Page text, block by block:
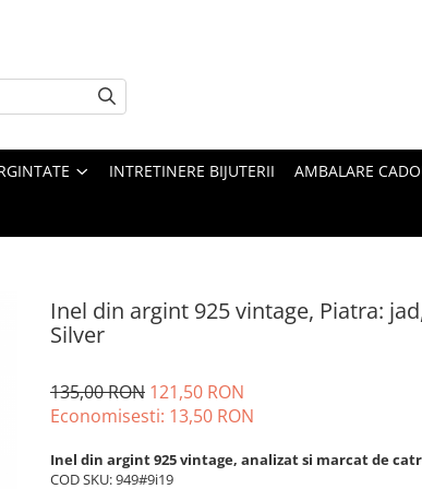
INTRETINERE BIJUTERII AMBALARE
Inel din argint 925 vintage, Piatra:
Silver
135,00 RON 121,50 RON
Economisesti: 13,50 RON
Inel din argint 925 vintage, analizat si marcat de
COD SKU: 949#9i19